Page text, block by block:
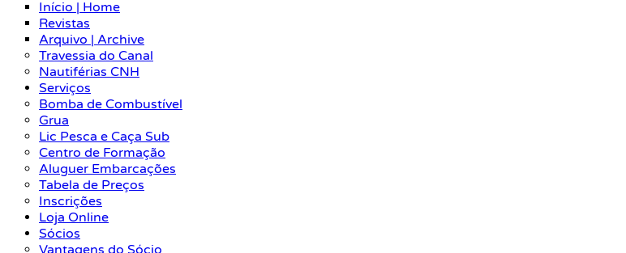
Início | Home
Revistas
Arquivo | Archive
Travessia do Canal
Nautiférias CNH
Serviços
Bomba de Combustível
Grua
Lic Pesca e Caça Sub
Centro de Formação
Aluguer Embarcações
Tabela de Preços
Inscrições
Loja Online
Sócios
Vantagens do Sócio